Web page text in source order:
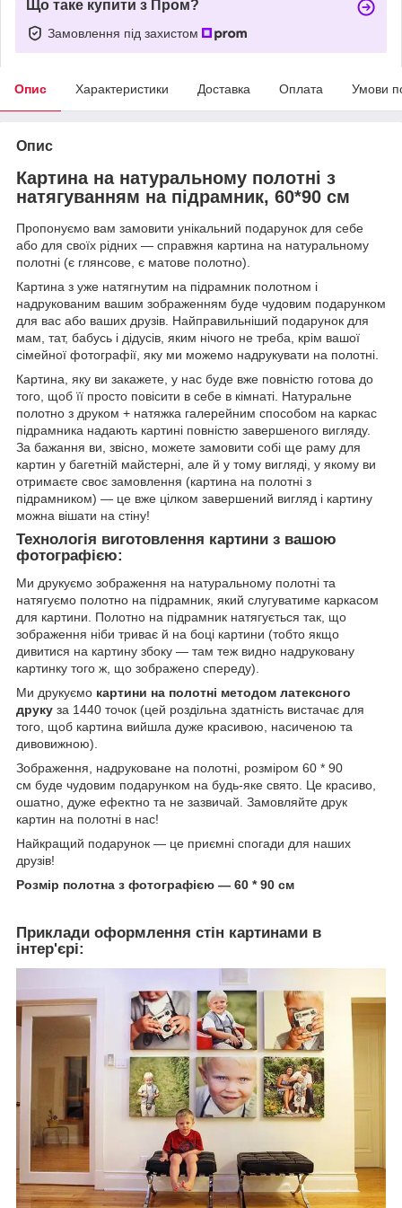
Що таке купити з Пром?
Замовлення під захистом
Опис Характеристики Доставка Оплата Умови
Опис
Картина на натуральному полотні з
натягуванням на підрамник, 60*90 см
Пропонуємо вам замовити унікальний подарунок для себе
або для своїх рідних — справжня картина на натуральному
полотні (є глянсове, є матове полотно).
Картина з уже натягнутим на підрамник полотном і
надрукованим вашим зображенням буде чудовим подарунком
для вас або ваших друзів. Найправильніший подарунок для
мам, тат, бабусь і дідусів, яким нічого не треба, крім вашої
сімейної фотографії, яку ми можемо надрукувати на полотні.
Картина, яку ви закажете, у нас буде вже повністю готова до
того, щоб її просто повісити в себе в кімнаті. Натуральне
полотно з друком + натяжка галерейним способом на каркас
підрамника надають картині повністю завершеного вигляду.
За бажання ви, звісно, можете замовити собі ще раму для
картин у багетній майстерні, але й у тому вигляді, у якому ви
отримаєте своє замовлення (картина на полотні з
підрамником) — це вже цілком завершений вигляд і картину
можна вішати на стіну!
Технологія виготовлення картини з вашою
фотографією:
Ми друкуємо зображення на натуральному полотні та
натягуємо полотно на підрамник, який слугуватиме каркасом
для картини. Полотно на підрамник натягується так, що
зображення ніби триває й на боці картини (тобто якщо
дивитися на картину збоку — там теж видно надруковану
картинку того ж, що зображено спереду).
Ми друкуємо картини на полотні методом латексного
друку за 1440 точок (цей роздільна здатність вистачає для
того, щоб картина вийшла дуже красивою, насиченою та
дивовижною).
Зображення, надруковане на полотні, розміром 60 * 90
см буде чудовим подарунком на будь-яке свято. Це красиво,
ошатно, дуже ефектно та не зазвичай. Замовляйте друк
картин на полотні в нас!
Найкращий подарунок — це приємні спогади для наших
друзів!
Розмір полотна з фотографією — 60 * 90 см
Приклади оформлення стін картинами в
інтер'єрі: